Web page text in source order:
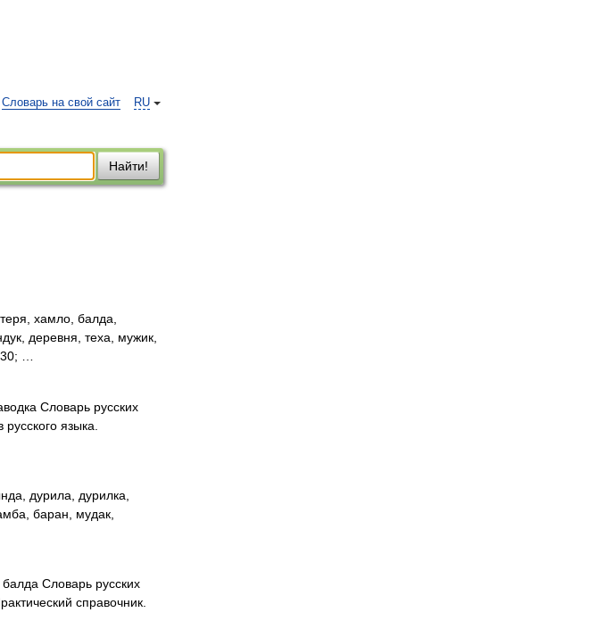
RU
Словарь на свой сайт
Найти!
хамло, балда,
деревня, теха, мужик,
…
Словарь русских
языка.
дурила, дурилка,
баран, мудак,
Словарь русских
справочник.